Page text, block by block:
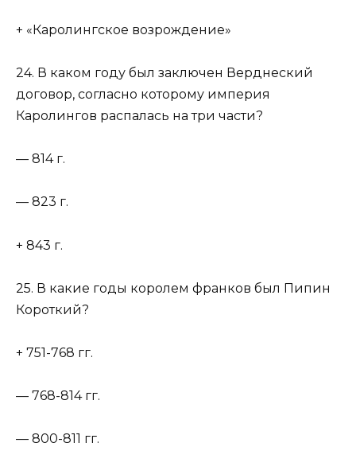
+ «Каролингское возрождение»
24. В каком году был заключен Верднеский
договор, согласно которому империя
Каролингов распалась на три части?
— 814 г.
— 823 г.
+ 843 г.
25. В какие годы королем франков был Пипин
Короткий?
+ 751-768 гг.
— 768-814 гг.
— 800-811 гг.